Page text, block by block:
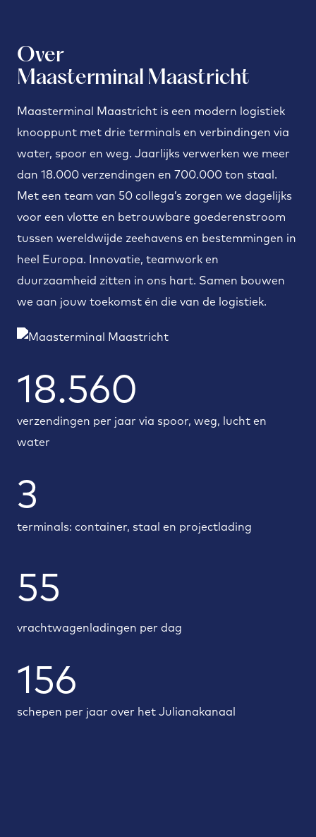
Over
Maasterminal Maastricht
Maasterminal Maastricht is een modern logistiek
knooppunt met drie terminals en verbindingen via
water, spoor en weg. Jaarlijks verwerken we meer
dan 18.000 verzendingen en 700.000 ton staal.
Met een team van 50 collega’s zorgen we dagelijks
voor een vlotte en betrouwbare goederenstroom
tussen wereldwijde zeehavens en bestemmingen in
heel Europa. Innovatie, teamwork en
duurzaamheid zitten in ons hart. Samen bouwen
we aan jouw toekomst én die van de logistiek.
18.560
verzendingen per jaar via spoor, weg, lucht en
water
3
terminals: container, staal en projectlading
55
vrachtwagenladingen per dag
156
schepen per jaar over het Julianakanaal